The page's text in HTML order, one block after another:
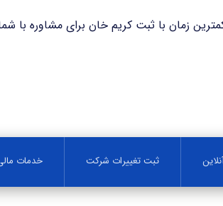
کریم خان برای مشاوره با شماره ۸۷۱۴۶ تماس حاصل
ثبت تغییرات شرکت خدمات